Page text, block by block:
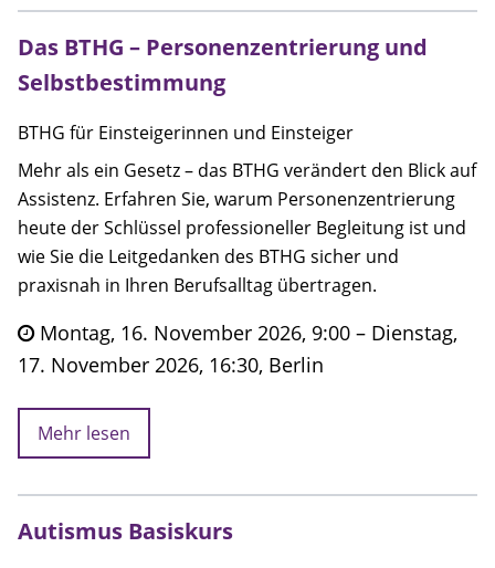
Das BTHG – Personenzentrierung und
Selbstbestimmung
BTHG für Einsteigerinnen und Einsteiger
Mehr als ein Gesetz – das BTHG verändert den Blick auf
Assistenz. Erfahren Sie, warum Personenzentrierung
heute der Schlüssel professioneller Begleitung ist und
wie Sie die Leitgedanken des BTHG sicher und
praxisnah in Ihren Berufsalltag übertragen.
Montag, 16. November 2026, 9:00 – Dienstag,
17. November 2026, 16:30, Berlin
Mehr lesen
Autismus Basiskurs